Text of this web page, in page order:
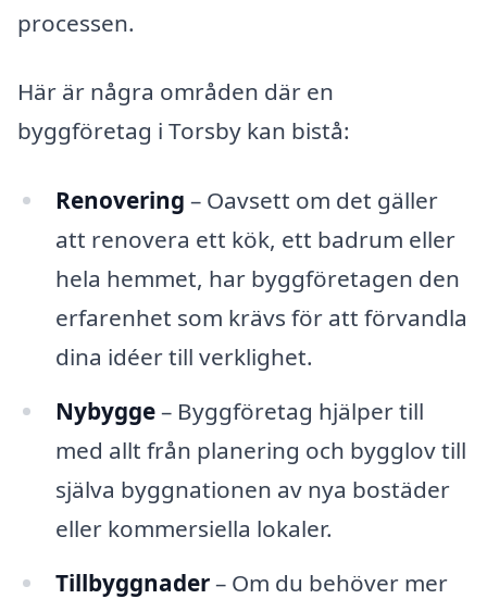
processen.
Här är några områden där en
byggföretag i Torsby kan bistå:
Renovering – Oavsett om det gäller
att renovera ett kök, ett badrum eller
hela hemmet, har byggföretagen den
erfarenhet som krävs för att förvandla
dina idéer till verklighet.
Nybygge– Byggföretag hjälper till
med allt från planering och bygglov till
själva byggnationen av nya bostäder
eller kommersiella lokaler.
Tillbyggnader– Om du behöver mer